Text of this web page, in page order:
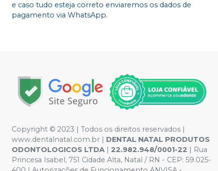
e caso tudo esteja correto enviaremos os dados de
pagamento via WhatsApp.
Copyright © 2023 | Todos os direitos reservados |
www.dentalnatal.com.br | DENTAL NATAL PRODUTOS
ODONTOLOGICOS LTDA | 22.982.948/0001-22 | Rua
Princesa Isabel, 751 Cidade Alta, Natal / RN - CEP: 59.025-